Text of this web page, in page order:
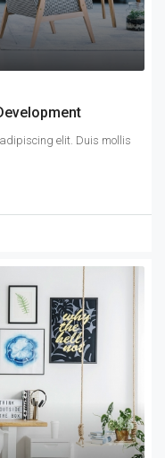
elit. Duis mollis